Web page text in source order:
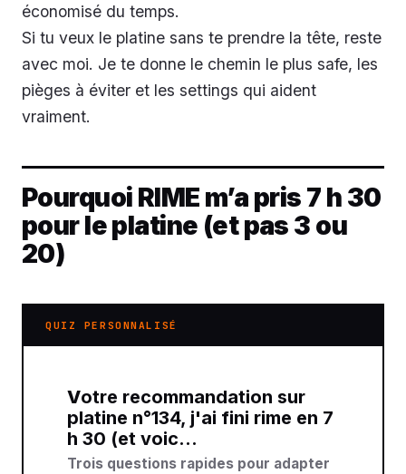
économisé du temps.
Si tu veux le platine sans te prendre la tête, reste
avec moi. Je te donne le chemin le plus safe, les
pièges à éviter et les settings qui aident
vraiment.
Pourquoi RIME m’a pris 7 h 30
pour le platine (et pas 3 ou
20)
QUIZ PERSONNALISÉ
Votre recommandation sur
platine n°134, j'ai fini rime en 7
h 30 (et voic…
Trois questions rapides pour adapter